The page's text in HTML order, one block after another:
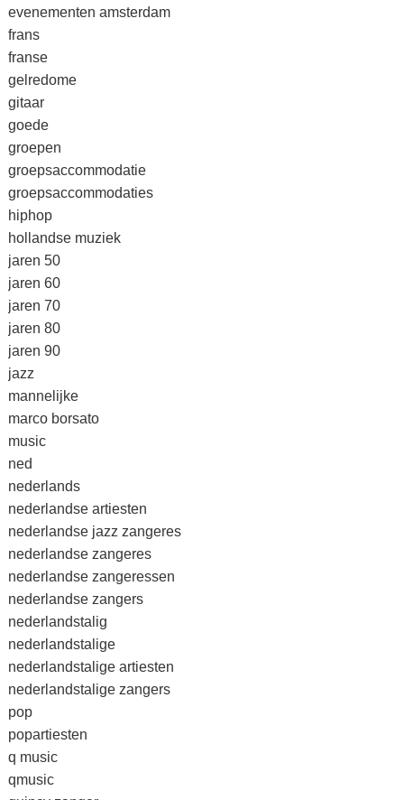
evenementen amsterdam
frans
franse
gelredome
gitaar
goede
groepen
groepsaccommodatie
groepsaccommodaties
hiphop
hollandse muziek
jaren 50
jaren 60
jaren 70
jaren 80
jaren 90
jazz
mannelijke
marco borsato
music
ned
nederlands
nederlandse artiesten
nederlandse jazz zangeres
nederlandse zangeres
nederlandse zangeressen
nederlandse zangers
nederlandstalig
nederlandstalige
nederlandstalige artiesten
nederlandstalige zangers
pop
popartiesten
q music
qmusic